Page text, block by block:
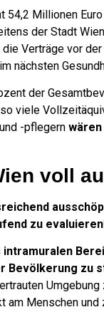
54,2 Millionen
der Stadt
Verträge vor
nächsten
der
viele
-pflegern wären
voll
zu
intramuralen
Bevölkerung zu
am Menschen